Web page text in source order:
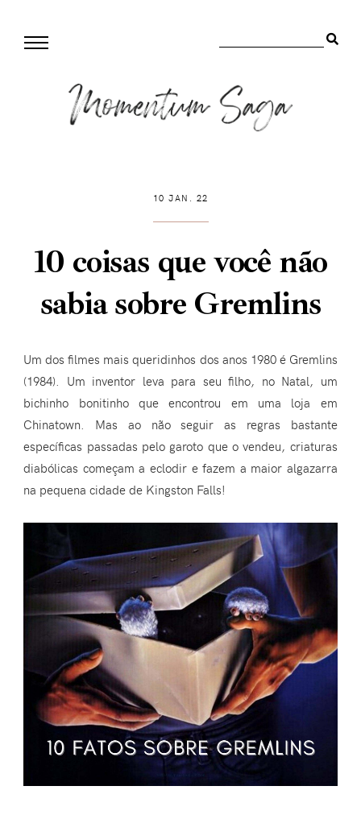
10 JAN. 22
10 coisas que você não
sabia sobre Gremlins
Um dos filmes mais queridinhos dos anos 1980 é Gremlins
(1984). Um inventor leva para seu filho, no Natal, um
bichinho bonitinho que encontrou em uma loja em
Chinatown. Mas ao não seguir as regras bastante
específicas passadas pelo garoto que o vendeu, criaturas
diabólicas começam a eclodir e fazem a maior algazarra
na pequena cidade de Kingston Falls!